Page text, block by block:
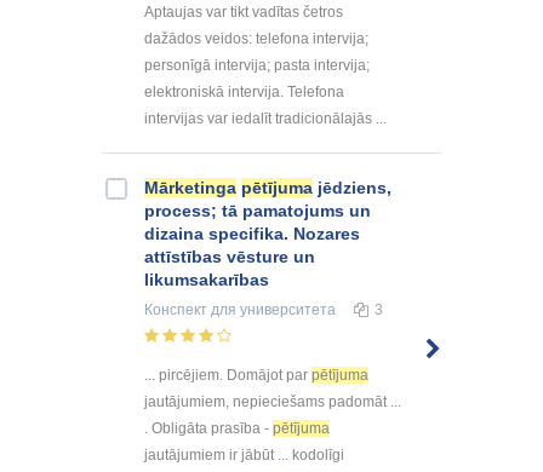
Aptaujas var tikt vadītas četros
dažādos veidos: telefona intervija;
personīgā intervija; pasta intervija;
elektroniskā intervija. Telefona
intervijas var iedalīt tradicionālajās ...
Mārketinga pētījuma jēdziens,
process; tā pamatojums un
dizaina specifika. Nozares
attīstības vēsture un
likumsakarības
Конспект для университета 3
... pircējiem. Domājot par pētījuma
jautājumiem, nepieciešams padomāt ...
. Obligāta prasība - pētījuma
jautājumiem ir jābūt ... kodolīgi